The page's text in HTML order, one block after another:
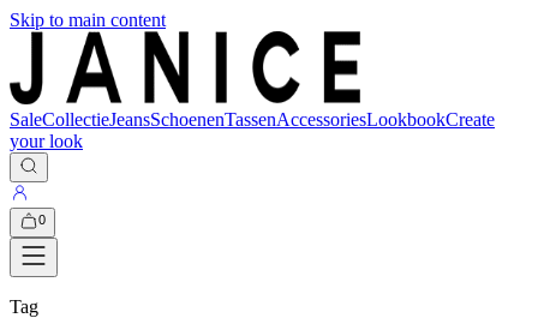
Skip to main content
SaleCollectieJeansSchoenenTassenAccessoriesLookbookCreate
your look
0
Tag